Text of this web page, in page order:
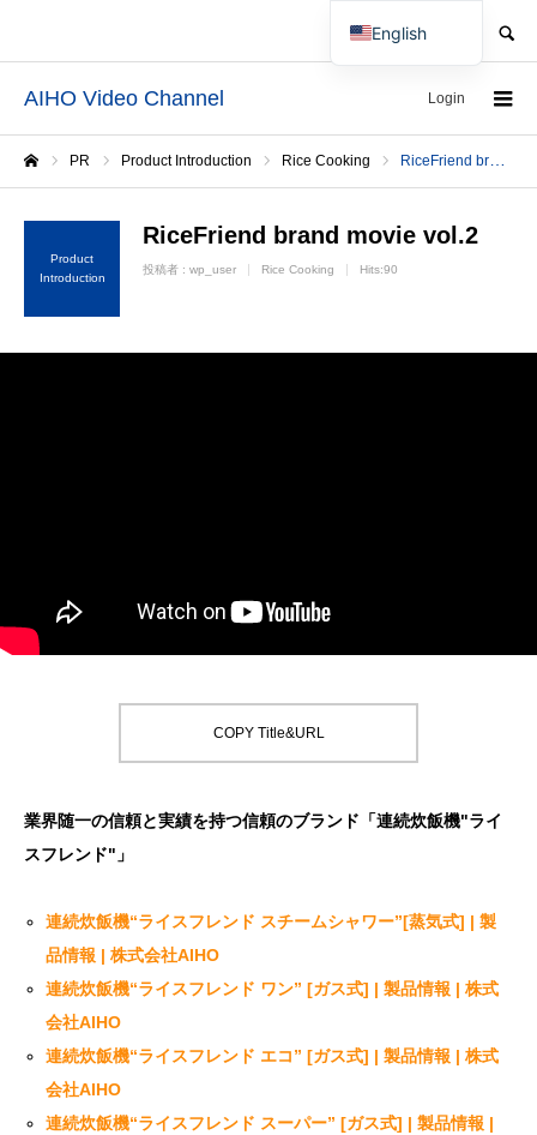
AIHO Video Channel Login
PR Product Introduction Rice Cooking RiceFriend brand movie vol.2
Product
Introduction
RiceFriend brand movie vol.2
投稿者 : wp_user Rice Cooking Hits:90
COPY Title&URL
業界随一の信頼と実績を持つ信頼のブランド「連続炊飯機"ライ
スフレンド"」
連続炊飯機“ライスフレンド スチームシャワー”[蒸気式] | 製
品情報 | 株式会社AIHO
連続炊飯機“ライスフレンド ワン” [ガス式] | 製品情報 | 株式
会社AIHO
連続炊飯機“ライスフレンド エコ” [ガス式] | 製品情報 | 株式
会社AIHO
連続炊飯機“ライスフレンド スーパー” [ガス式] | 製品情報 |
English